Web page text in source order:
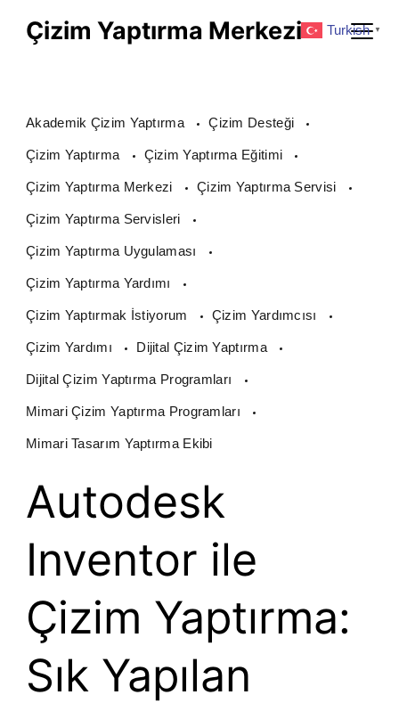
Çizim Yaptırma Merkezi
Akademik Çizim Yaptırma Çizim Desteği
Çizim Yaptırma Çizim Yaptırma Eğitimi
Çizim Yaptırma Merkezi Çizim Yaptırma Servisi
Çizim Yaptırma Servisleri
Çizim Yaptırma Uygulaması
Çizim Yaptırma Yardımı
Çizim Yaptırmak İstiyorum Çizim Yardımcısı
Çizim Yardımı Dijital Çizim Yaptırma
Dijital Çizim Yaptırma Programları
Mimari Çizim Yaptırma Programları
Mimari Tasarım Yaptırma Ekibi
Autodesk
Inventor ile
Çizim Yaptırma:
Sık Yapılan
Turkish ▼